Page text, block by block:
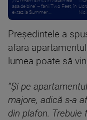
așa de bine” – fanii Two Feet, în
extaz la Summer ...
Nici
Preşedintele a
afara
lumea poate să
”Şi pe
majore, adică s-a
din plafon.